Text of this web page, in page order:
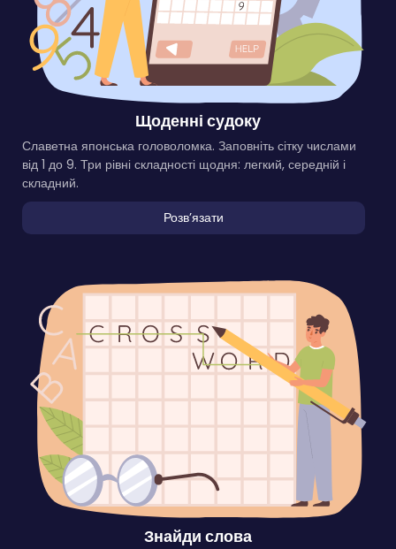
Щоденні судоку
Славетна японська головоломка. Заповніть сітку числами
від 1 до 9. Три рівні складності щодня: легкий, середній і
складний.
Розвʼязати
Знайди слова